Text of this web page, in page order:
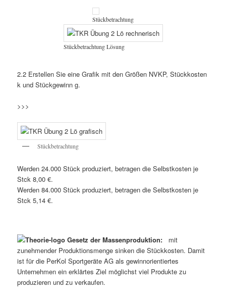
Stückbetrachtung
Stückbetrachtung Lösung
2.2 Erstellen Sie eine Grafik mit den Größen NVKP, Stückkosten
k und Stückgewinn g.
>>>
Stückbetrachtung
Werden 24.000 Stück produziert, betragen die Selbstkosten je
Stck 8,00 €.
Werden 84.000 Stück produziert, betragen die Selbstkosten je
Stck 5,14 €.
Gesetz der Massenproduktion:
mit
zunehmender Produktionsmenge sinken die Stückkosten. Damit
ist für die PerKol Sportgeräte AG als gewinnorientiertes
Unternehmen ein erklärtes Ziel möglichst viel Produkte zu
produzieren und zu verkaufen.